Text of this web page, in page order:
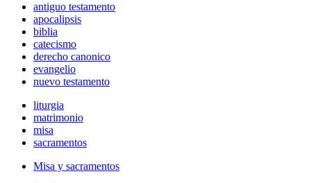
antiguo testamento
apocalipsis
biblia
catecismo
derecho canonico
evangelio
nuevo testamento
liturgia
matrimonio
misa
sacramentos
Misa y sacramentos